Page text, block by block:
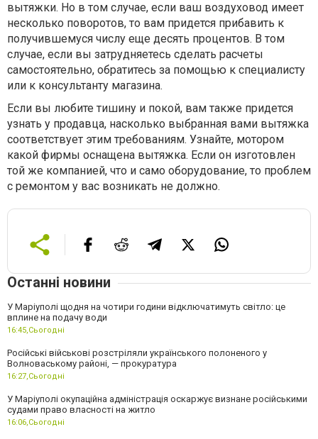
вытяжки. Но в том случае, если ваш воздуховод имеет
несколько поворотов, то вам придется прибавить к
получившемуся числу еще десять процентов. В том
случае, если вы затрудняетесь сделать расчеты
самостоятельно, обратитесь за помощью к специалисту
или к консультанту магазина.
Если вы любите тишину и покой, вам также придется
узнать у продавца, насколько выбранная вами вытяжка
соответствует этим требованиям. Узнайте, мотором
какой фирмы оснащена вытяжка. Если он изготовлен
той же компанией, что и само оборудование, то проблем
с ремонтом у вас возникать не должно.
Останні новини
У Маріуполі щодня на чотири години відключатимуть світло: це
вплине на подачу води
16:45,Сьогодні
Російські військові розстріляли українського полоненого у
Волноваському районі, — прокуратура
16:27,Сьогодні
У Маріуполі окупаційна адміністрація оскаржує визнане російськими
судами право власності на житло
16:06,Сьогодні